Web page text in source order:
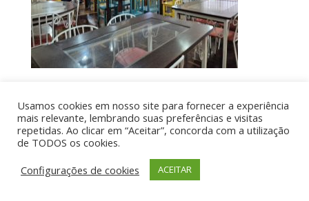
Por aí de Barraca - direitos reservados - Desenvolvido
por UIA WEB
Usamos cookies em nosso site para fornecer a experiência
mais relevante, lembrando suas preferências e visitas
repetidas. Ao clicar em “Aceitar”, concorda com a utilização
de TODOS os cookies.
Configurações de cookies
ACEITAR